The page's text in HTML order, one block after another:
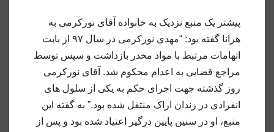
پیشتر یک منبع نزدیک به خانواده آقای نورکرمی به
هرانا گفته بود: “مهدی نورکرمی در سال ۹۷ از بابت
اتهامات مرتبط با مواد مخدر بازداشت و سپس توسط
مراجع قضایی به اعدام محکوم شد. آقای نورکرمی
روز گذشته جهت اجرای حکم به یکی از سلول های
انفرادی در زندان اراک منتقل شده بود.” به گفته این
منبع، او در سنین پایین درگیر اعتیاد شده بود و پس از